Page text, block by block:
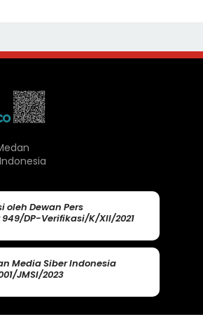
oleh Dewan Pers
DP-Verifikasi/K/XII/2021
Media Siber Indonesia
JMSI/2023